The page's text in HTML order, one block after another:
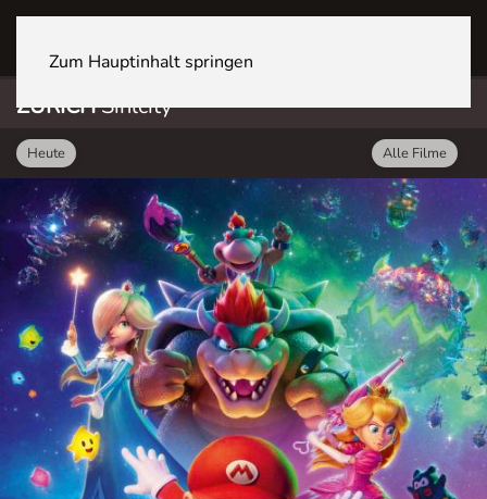
Zum Hauptinhalt springen
ZÜRICHSihlcity
Heute Alle Filme